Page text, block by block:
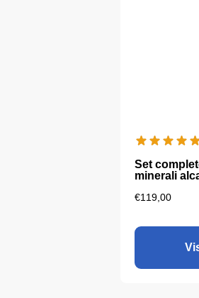
Set
minerali
€119,00